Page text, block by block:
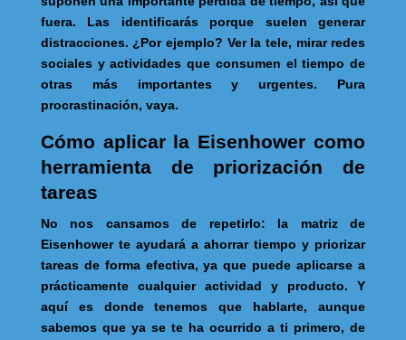
fuera. Las identificarás porque suelen generar
distracciones. ¿Por ejemplo? Ver la tele, mirar redes
sociales y actividades que consumen el tiempo de
otras más importantes y urgentes. Pura
procrastinación, vaya.
Cómo aplicar la Eisenhower como
herramienta de priorización de
tareas
No nos cansamos de repetirlo: la matriz de
Eisenhower te ayudará a ahorrar tiempo y priorizar
tareas de forma efectiva, ya que puede aplicarse a
prácticamente cualquier actividad y producto. Y
aquí es donde tenemos que hablarte, aunque
sabemos que ya se te ha ocurrido a ti primero, de